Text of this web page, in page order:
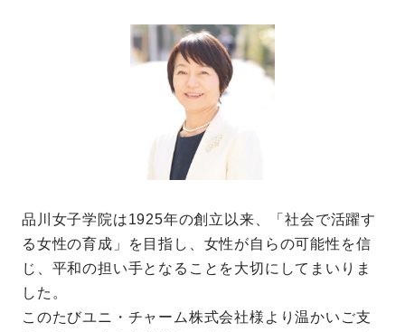
品川女子学院は1925年の創立以来、「社会で活躍す
る女性の育成」を目指し、女性が自らの可能性を信
じ、平和の担い手となることを大切にしてまいりま
した。
このたびユニ・チャーム株式会社様より温かいご支